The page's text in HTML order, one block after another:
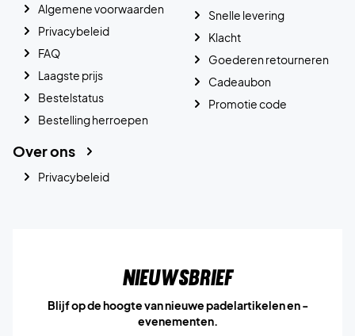
Algemene voorwaarden
Privacybeleid
FAQ
Laagste prijs
Bestelstatus
Bestelling herroepen
Snelle levering
Klacht
Goederen retourneren
Cadeaubon
Promotie code
Over ons
Privacybeleid
Nieuwsbrief
Blijf op de hoogte van nieuwe padelartikelen en -
evenementen.